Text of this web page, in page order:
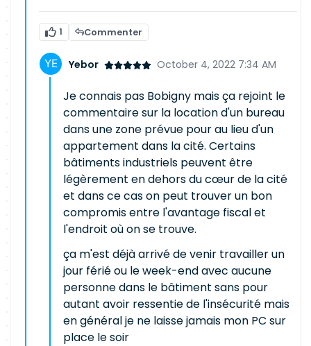
1 Commenter
Yebor October 4, 2022 7:34 AM
Je connais pas Bobigny mais ça rejoint le
commentaire sur la location d'un bureau
dans une zone prévue pour au lieu d'un
appartement dans la cité. Certains
bâtiments industriels peuvent être
légèrement en dehors du cœur de la cité
et dans ce cas on peut trouver un bon
compromis entre l'avantage fiscal et
l'endroit où on se trouve.
ça m'est déjà arrivé de venir travailler un
jour férié ou le week-end avec aucune
personne dans le bâtiment sans pour
autant avoir ressentie de l'insécurité mais
en général je ne laisse jamais mon PC sur
place le soir